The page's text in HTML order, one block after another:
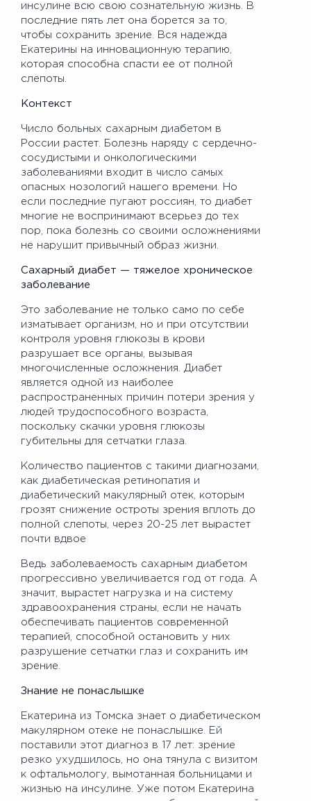
инсулине всю свою сознательную жизнь. В
последние пять лет она борется за то,
чтобы сохранить зрение. Вся надежда
Екатерины на инновационную терапию,
которая способна спасти ее от полной
слепоты.
Контекст
Число больных сахарным диабетом в
России растет. Болезнь наряду с сердечно-
сосудистыми и онкологическими
заболеваниями входит в число самых
опасных нозологий нашего времени. Но
если последние пугают россиян, то диабет
многие не воспринимают всерьез до тех
пор, пока болезнь со своими осложнениями
не нарушит привычный образ жизни.
Сахарный диабет — тяжелое хроническое
заболевание
Это заболевание не только само по себе
изматывает организм, но и при отсутствии
контроля уровня глюкозы в крови
разрушает все органы, вызывая
многочисленные осложнения. Диабет
является одной из наиболее
распространенных причин потери зрения у
людей трудоспособного возраста,
поскольку скачки уровня глюкозы
губительны для сетчатки глаза.
Количество пациентов с такими диагнозами,
как диабетическая ретинопатия и
диабетический макулярный отек, которым
грозят снижение остроты зрения вплоть до
полной слепоты, через 20-25 лет вырастет
почти вдвое
Ведь заболеваемость сахарным диабетом
прогрессивно увеличивается год от года. А
значит, вырастет нагрузка и на систему
здравоохранения страны, если не начать
обеспечивать пациентов современной
терапией, способной остановить у них
разрушение сетчатки глаз и сохранить им
зрение.
Знание не понаслышке
Екатерина из Томска знает о диабетическом
макулярном отеке не понаслышке. Ей
поставили этот диагноз в 17 лет: зрение
резко ухудшилось, но она тянула с визитом
к офтальмологу, вымотанная больницами и
жизнью на инсулине. Уже потом Екатерина